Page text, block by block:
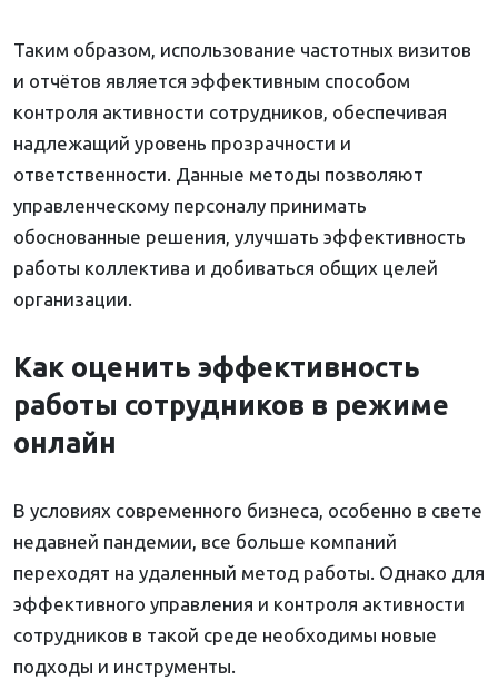
Таким образом, использование частотных визитов
и отчётов является эффективным способом
контроля активности сотрудников, обеспечивая
надлежащий уровень прозрачности и
ответственности. Данные методы позволяют
управленческому персоналу принимать
обоснованные решения, улучшать эффективность
работы коллектива и добиваться общих целей
организации.
Как оценить эффективность
работы сотрудников в режиме
онлайн
В условиях современного бизнеса, особенно в свете
недавней пандемии, все больше компаний
переходят на удаленный метод работы. Однако для
эффективного управления и контроля активности
сотрудников в такой среде необходимы новые
подходы и инструменты.